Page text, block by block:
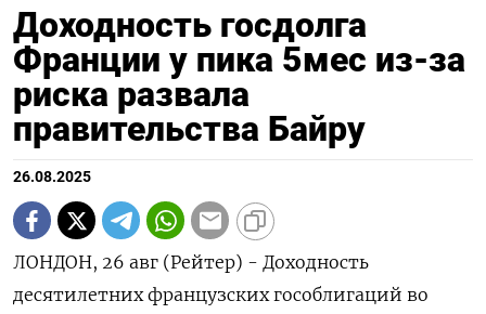
Доходность госдолга
Франции у пика 5мес из-за
риска развала
правительства Байру
26.08.2025
ЛОНДОН, 26 авг (Рейтер) - Доходность
десятилетних французских гособлигаций во